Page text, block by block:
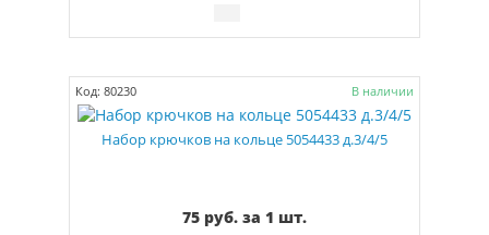
Код: 80230 В наличии
Набор крючков на кольце 5054433 д.3/4/5
75 руб. за 1 шт.